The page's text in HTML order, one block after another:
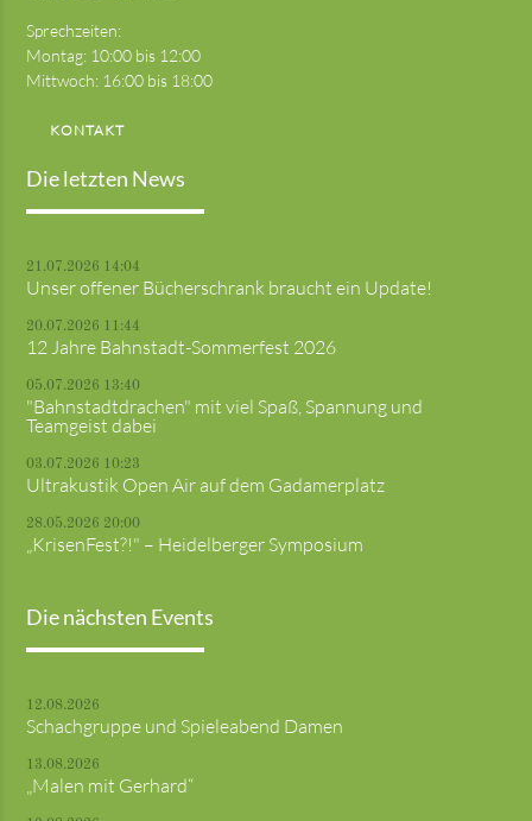
Sprechzeiten:
Montag: 10:00 bis 12:00
Mittwoch: 16:00 bis 18:00
KONTAKT
Die letzten News
21.07.2026 14:04
Unser offener Bücherschrank braucht ein Update!
20.07.2026 11:44
12 Jahre Bahnstadt-Sommerfest 2026
05.07.2026 13:40
"Bahnstadtdrachen" mit viel Spaß, Spannung und
Teamgeist dabei
03.07.2026 10:23
Ultrakustik Open Air auf dem Gadamerplatz
28.05.2026 20:00
„KrisenFest?!" – Heidelberger Symposium
Die nächsten Events
12.08.2026
Schachgruppe und Spieleabend Damen
13.08.2026
„Malen mit Gerhard“